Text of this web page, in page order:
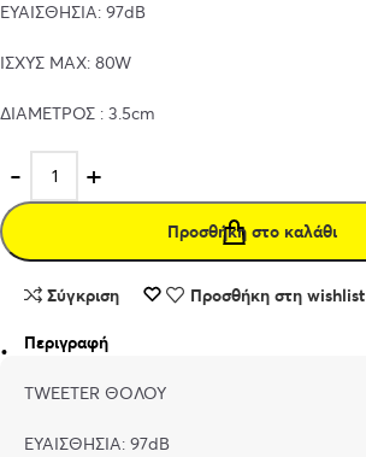
ΕΥΑΙΣΘΗΣΙΑ: 97dB
ΙΣΧΥΣ MAX: 80W
ΔΙΑΜΕΤΡΟΣ : 3.5cm
Προσθήκη στο καλάθι
Σύγκριση Προσθήκη στη wishlist
Περιγραφή
TWEETER ΘΟΛΟΥ
ΕΥΑΙΣΘΗΣΙΑ: 97dB